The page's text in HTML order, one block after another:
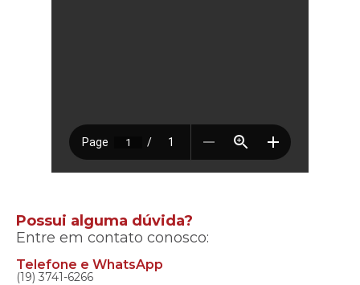
Possui alguma dúvida?
Entre em contato conosco:
Telefone e WhatsApp
(19) 3741-6266